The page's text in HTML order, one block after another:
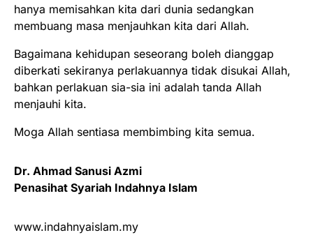
hanya memisahkan kita dari dunia sedangkan
membuang masa menjauhkan kita dari Allah.
Bagaimana kehidupan seseorang boleh dianggap
diberkati sekiranya perlakuannya tidak disukai Allah,
bahkan perlakuan sia-sia ini adalah tanda Allah
menjauhi kita.
Moga Allah sentiasa membimbing kita semua.
Dr. Ahmad Sanusi Azmi
Penasihat Syariah Indahnya Islam
www.indahnyaislam.my